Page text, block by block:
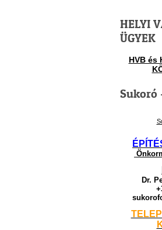
HELYI
ÜGYEK
HVB és
Sukoró
Dr.